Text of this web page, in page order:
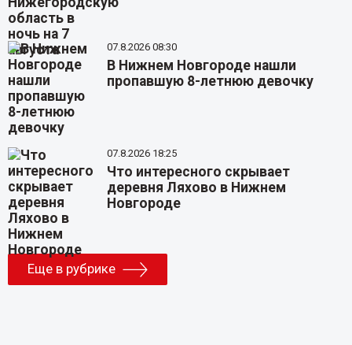
07.8.2026 08:30
В Нижнем Новгороде нашли
пропавшую 8-летнюю девочку
07.8.2026 18:25
Что интересного скрывает
деревня Ляхово в Нижнем
Новгороде
Еще в рубрике